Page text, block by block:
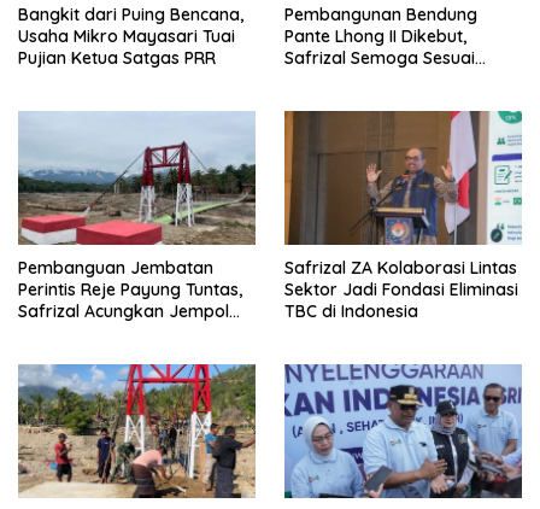
Bangkit dari Puing Bencana,
Usaha Mikro Mayasari Tuai
Pujian Ketua Satgas PRR
Pembangunan Bendung
Pante Lhong II Dikebut,
Safrizal Semoga Sesuai
Pembanguan Jembatan
Perintis Reje Payung Tuntas,
Safrizal Acungkan Jempol
Safrizal ZA Kolaborasi Lintas
Sektor Jadi Fondasi Eliminasi
TBC di Indonesia